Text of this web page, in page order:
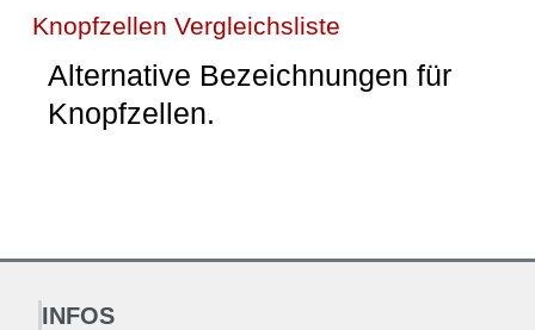
Knopfzellen Vergleichsliste
Alternative Bezeichnungen für
Knopfzellen.
INFOS